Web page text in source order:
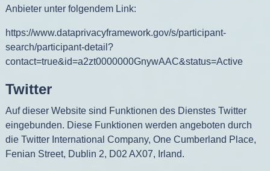
Anbieter unter folgendem Link:
https://www.dataprivacyframework.gov/s/participant-
search/participant-detail?
contact=true&id=a2zt0000000GnywAAC&status=Active
Twitter
Auf dieser Website sind Funktionen des Dienstes Twitter
eingebunden. Diese Funktionen werden angeboten durch
die Twitter International Company, One Cumberland Place,
Fenian Street, Dublin 2, D02 AX07, Irland.